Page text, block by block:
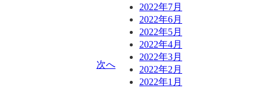
次へ
2022年7月
2022年6月
2022年5月
2022年4月
2022年3月
2022年2月
2022年1月